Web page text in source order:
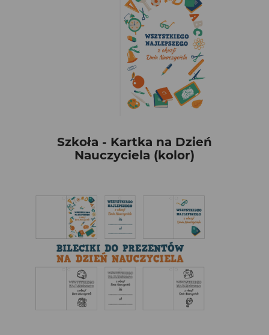
Szkoła - Kartka na Dzień
Nauczyciela (kolor)